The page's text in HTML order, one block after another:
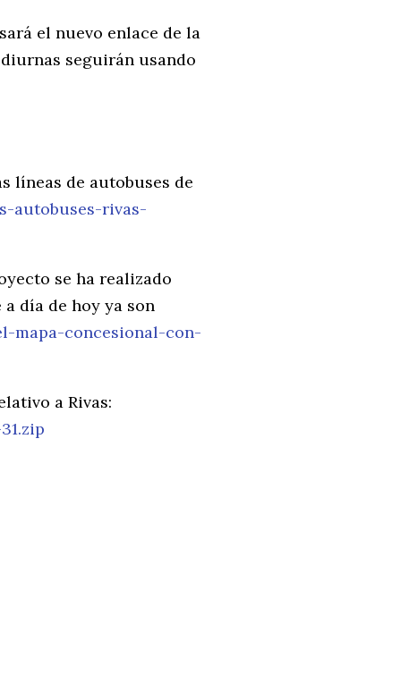
el nuevo enlace de la
seguirán usando
líneas de autobuses de
autobuses-rivas-
se ha realizado
día de hoy ya son
mapa-concesional-con-
a Rivas: